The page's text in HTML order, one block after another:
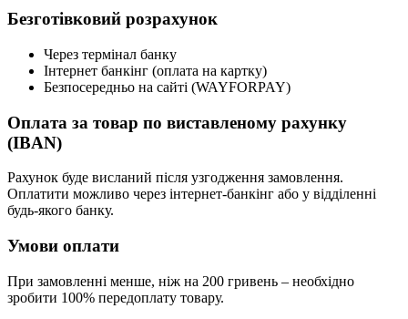
Безготівковий розрахунок
Через термінал банку
Інтернет банкінг (оплата на картку)
Безпосередньо на сайті (WAYFORPAY)
Оплата за товар по виставленому рахунку
(IBAN)
Рахунок буде висланий після узгодження замовлення.
Оплатити можливо через інтернет-банкінг або у відділенні
будь-якого банку.
Умови оплати
При замовленні менше, ніж на 200 гривень – необхідно
зробити 100% передоплату товару.